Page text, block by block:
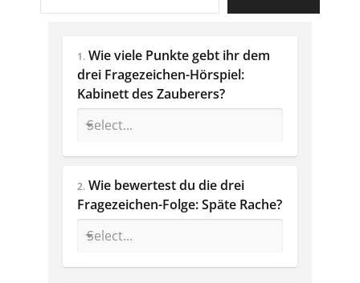
1. Wie viele Punkte gebt ihr dem
drei Fragezeichen-Hörspiel:
Kabinett des Zauberers?
2. Wie bewertest du die drei